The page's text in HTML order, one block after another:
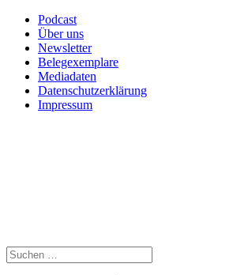
Podcast
Über uns
Newsletter
Belegexemplare
Mediadaten
Datenschutzerklärung
Impressum